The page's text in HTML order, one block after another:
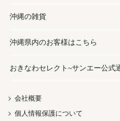
乾物／粉類
しょうゆ
みそ
だし／スパイス／島唐辛子
伝統菓子
スナック
おつまみ
紅芋
ビール・チューハイ
ワイン・ウィスキー・カクテル
ドリンク
茶葉
スキンケア
ボディケア
ヘアケア
UVケア
かりゆしウェア
メンズ
レディース
沖縄の雑貨
雑貨
沖縄ファッション
伝統工芸品
沖縄県内のお客様はこちら
おきなわセレクト~サンエー公式
会社概要
個人情報保護について